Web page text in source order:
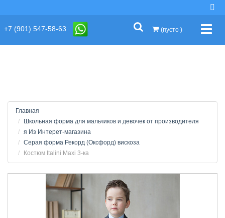
+7 (901) 547-58-63 (пусто )
Главная
Школьная форма для мальчиков и девочек от производителя
я Из Интерет-магазина
Серая форма Рекорд (Оксфорд) вискоза
Костюм Italini Maxi 3-ка